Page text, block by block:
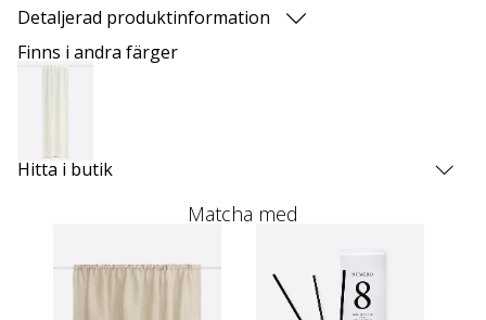
Detaljerad produktinformation
Finns i andra färger
Hitta i butik
Matcha med